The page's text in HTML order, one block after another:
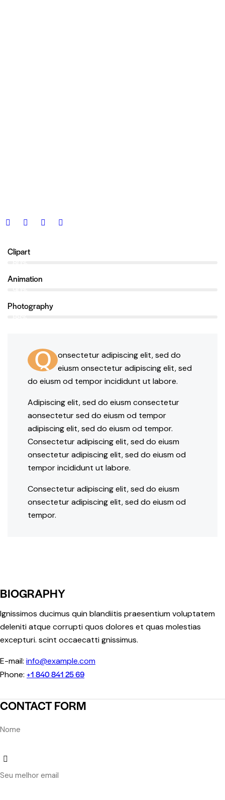
Clipart
Animation
Photography
Q
onsectetur adipiscing elit, sed do
eiusm onsectetur adipiscing elit, sed
do eiusm od tempor incididunt ut labore.
Adipiscing elit, sed do eiusm consectetur
aonsectetur sed do eiusm od tempor
adipiscing elit, sed do eiusm od tempor.
Consectetur adipiscing elit, sed do eiusm
onsectetur adipiscing elit, sed do eiusm od
tempor incididunt ut labore.
Consectetur adipiscing elit, sed do eiusm
onsectetur adipiscing elit, sed do eiusm od
tempor.
BIOGRAPHY
Ignissimos ducimus quin blandiitis praesentium voluptatem
deleniti atque corrupti quos dolores et quas molestias
excepturi. scint occaecatti gnissimus.
E-mail: info@example.com
Phone: +1 840 841 25 69
CONTACT FORM